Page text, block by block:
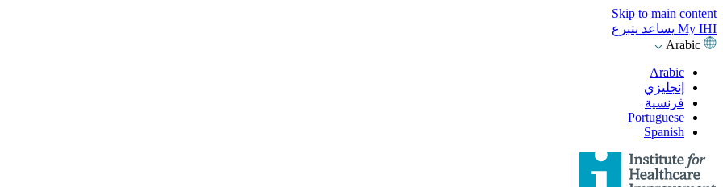
Skip to main content
My IHI يساعد يتبرع
Arabic
Arabic
إنجليزي
فرنسية
Portuguese
Spanish